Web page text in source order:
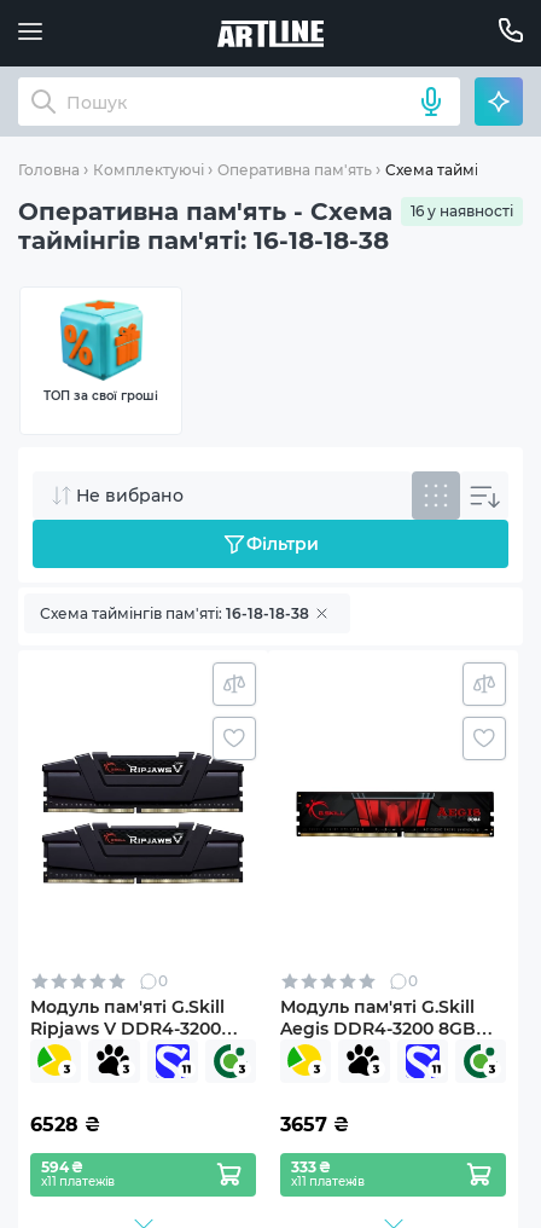
Головна Комплектуючі Оперативна пам'ять Схема таймінгів
Оперативна пам'ять - Схема
таймінгів пам'яті: 16-18-18-38
16 у наявності
ТОП за свої гроші
Не вибрано
Фільтри
Схема таймінгів пам'яті: 16-18-18-38
0
Модуль пам'яті G.Skill
Ripjaws V DDR4-3200
16GB (F4-3200C16D-
16GVKB)
6528 ₴
594 ₴
х11 платежів
0
Модуль пам'яті G.Skill
Aegis DDR4-3200 8GB
CL16-18-18-38 1.35V
3657 ₴
333 ₴
х11 платежів